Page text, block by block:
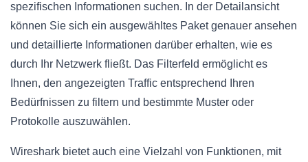
spezifischen Informationen suchen. In der Detailansicht
können Sie sich ein ausgewähltes Paket genauer ansehen
und detaillierte Informationen darüber erhalten, wie es
durch Ihr Netzwerk fließt. Das Filterfeld ermöglicht es
Ihnen, den angezeigten Traffic entsprechend Ihren
Bedürfnissen zu filtern und bestimmte Muster oder
Protokolle auszuwählen.
Wireshark bietet auch eine Vielzahl von Funktionen, mit